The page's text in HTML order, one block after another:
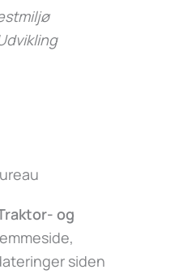
og
siden